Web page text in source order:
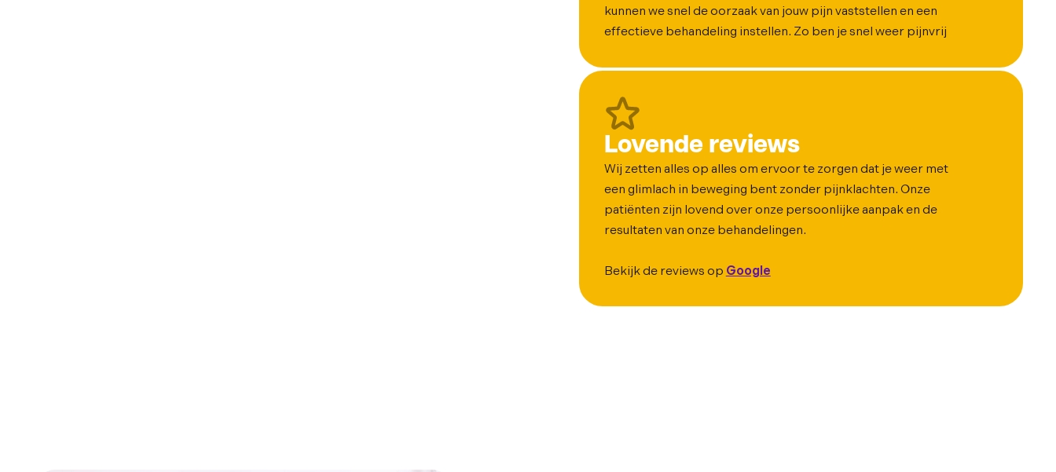
kunnen we snel de oorzaak van jouw pijn vaststellen en een
effectieve behandeling instellen. Zo ben je snel weer pijnvrij
Lovende reviews
Wij zetten alles op alles om ervoor te zorgen dat je weer met
een glimlach in beweging bent zonder pijnklachten. Onze
patiënten zijn lovend over onze persoonlijke aanpak en de
resultaten van onze behandelingen.
Bekijk de reviews op Google